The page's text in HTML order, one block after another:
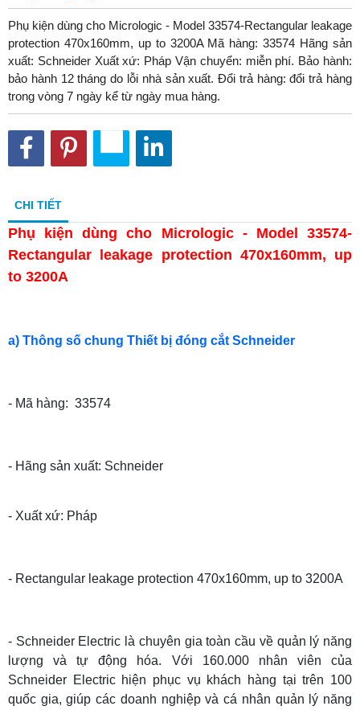
Phụ kiện dùng cho Micrologic - Model 33574-Rectangular leakage
protection 470x160mm, up to 3200A Mã hàng: 33574 Hãng sản
xuất: Schneider Xuất xứ: Pháp Vận chuyển: miễn phí. Bảo hành:
bảo hành 12 tháng do lỗi nhà sản xuất. Đổi trả hàng: đổi trả hàng
trong vòng 7 ngày kể từ ngày mua hàng.
CHI TIẾT
Phụ kiện dùng cho Micrologic - Model 33574-
Rectangular leakage protection 470x160mm, up
to 3200A
a) Thông số chung Thiết bị đóng cắt Schneider
- Mã hàng: 33574
- Hãng sản xuất: Schneider
- Xuất xứ: Pháp
- Rectangular leakage protection 470x160mm, up to 3200A
- Schneider Electric là chuyên gia toàn cầu về quản lý năng
lượng và tự động hóa. Với 160.000 nhân viên của
Schneider Electric hiện phục vụ khách hàng tại trên 100
quốc gia, giúp các doanh nghiệp và cá nhân quản lý năng